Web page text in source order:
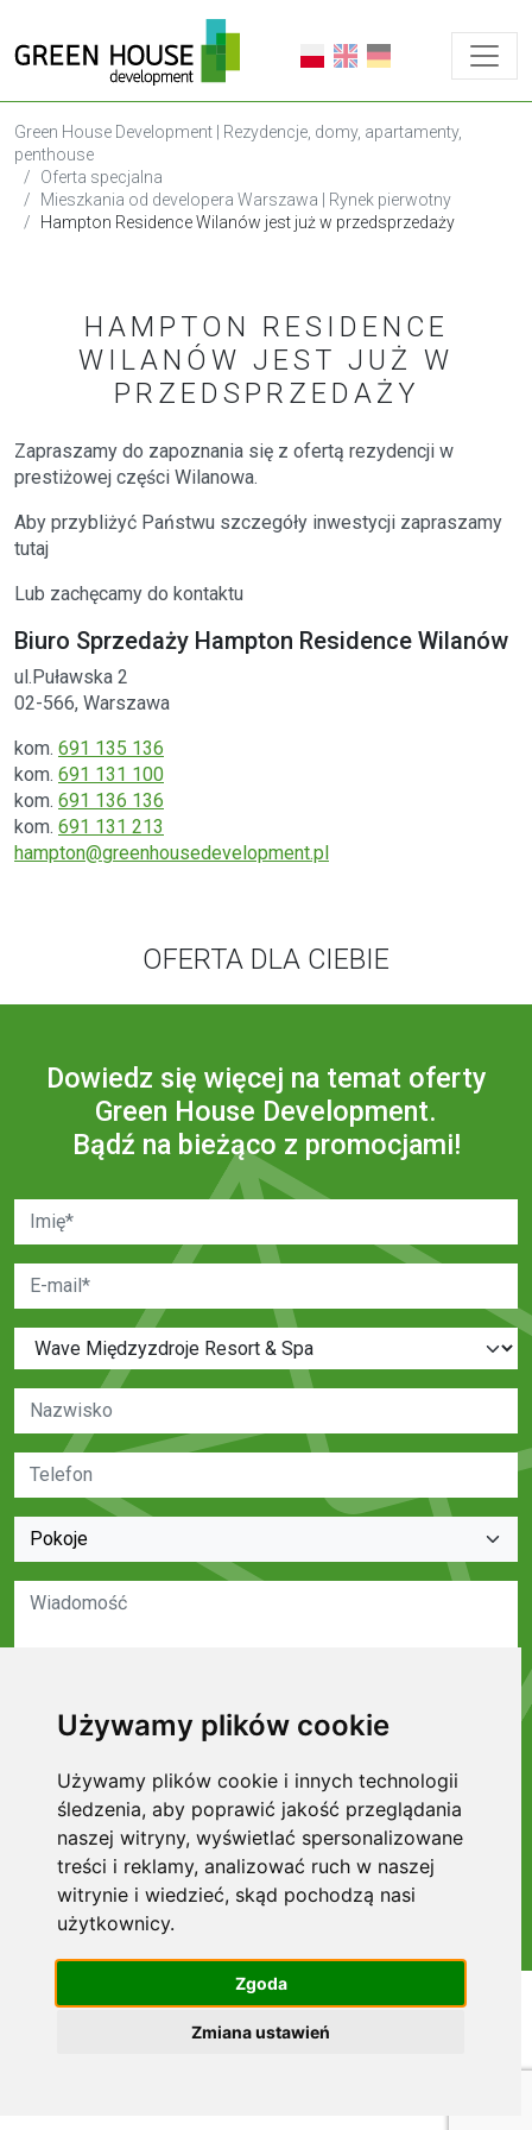
Używamy plików cookie
Używamy plików cookie i innych technologii
śledzenia, aby poprawić jakość przeglądania
naszej witryny, wyświetlać spersonalizowane
treści i reklamy, analizować ruch w naszej
witrynie i wiedzieć, skąd pochodzą nasi
użytkownicy.
Zgoda
Zmiana ustawień
Green House Development | Rezydencje, domy, apartamenty,
penthouse
Oferta specjalna
Mieszkania od developera Warszawa | Rynek pierwotny
Hampton Residence Wilanów jest już w przedsprzedaży
HAMPTON RESIDENCE
WILANÓW JEST JUŻ W
PRZEDSPRZEDAŻY
Zapraszamy do zapoznania się z ofertą rezydencji w
prestiżowej części Wilanowa.
Aby przybliżyć Państwu szczegóły inwestycji zapraszamy
tutaj
Lub zachęcamy do kontaktu
Biuro Sprzedaży Hampton Residence Wilanów
ul.Puławska 2
02-566, Warszawa
kom. 691 135 136
kom. 691 131 100
kom. 691 136 136
kom. 691 131 213
hampton@greenhousedevelopment.pl
OFERTA DLA CIEBIE
Dowiedz się więcej na temat oferty
Green House Development.
Bądź na bieżąco z promocjami!
Imię
E-mail
Inwestycja
Nazwisko
Telefon
Pokoje
Wiadomość
elektroniczną na podany w formularzu adres e-mail*
Wyrażam zgodę na przetwarzanie danych osobowych w celach
marketingowych.*
* - pola wymagane
Regulamin serwisu